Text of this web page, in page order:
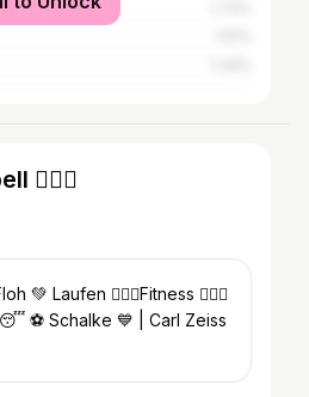
👱🏼‍♀️
💚 Laufen 🏃🏼‍♀️Fitness 🏋🏼‍♀️
⚽️ Schalke 💙 | Carl Zeiss